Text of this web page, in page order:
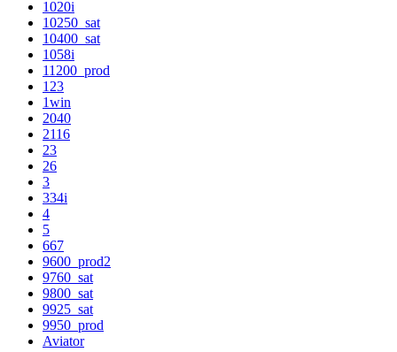
1020i
10250_sat
10400_sat
1058i
11200_prod
123
1win
2040
2116
23
26
3
334i
4
5
667
9600_prod2
9760_sat
9800_sat
9925_sat
9950_prod
Aviator